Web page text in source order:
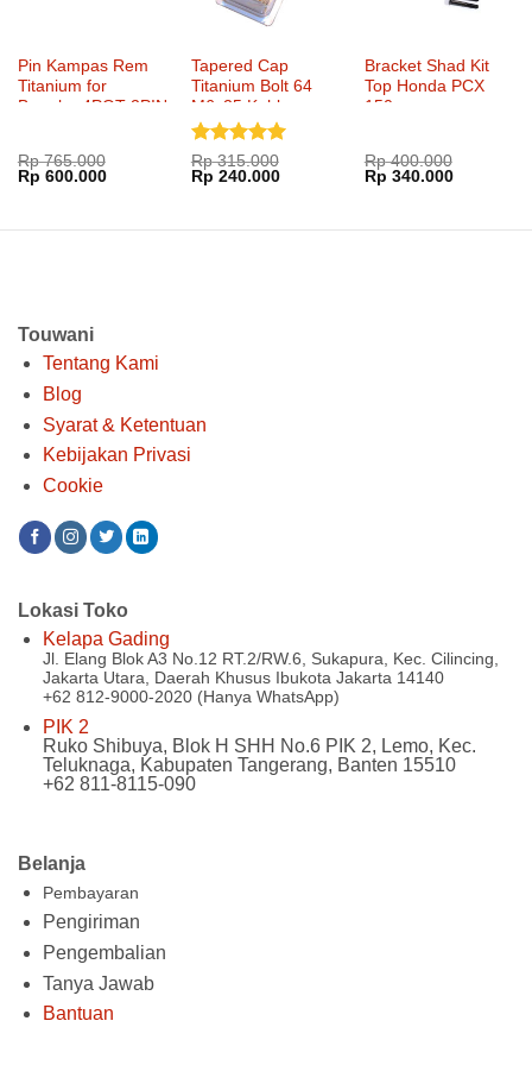
Pin Kampas Rem
Titanium for
Brembo 4POT 2PIN
Rp765.000
Harga
aslinya
Rp 600.000Harga
Rp 600.000.
Tapered Cap
Titanium Bolt 64
M6x25 Kohken
KOK-1051xx
Dinilai5
dari 5
Rp315.000
Harga
aslinya
Rp 240.000Harga
Rp 240.000.
Bracket Shad Kit
Top Honda PCX
150
Rp400.000
Harga
aslinya
Rp 340.000Harga
Rp
Touwani
Tentang Kami
Blog
Syarat & Ketentuan
Kebijakan Privasi
Cookie
Belanja
Pembayaran
Pengiriman
Pengembalian
Tanya Jawab
Bantuan
Lokasi Toko
Kelapa Gading
Jl. Elang Blok A3 No.12 RT.2/RW.6, Sukapura, Kec. Cilincing,
Jakarta Utara, Daerah Khusus Ibukota Jakarta 14140
+62 812-9000-2020 (Hanya WhatsApp)
PIK 2
Ruko Shibuya, Blok H SHH No.6 PIK 2, Lemo, Kec.
Teluknaga, Kabupaten Tangerang, Banten 15510
+62 811-8115-090